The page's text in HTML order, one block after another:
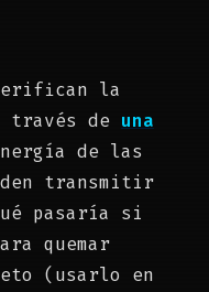
la
de una
de las
transmitir
pasaría si
quemar
(usarlo en